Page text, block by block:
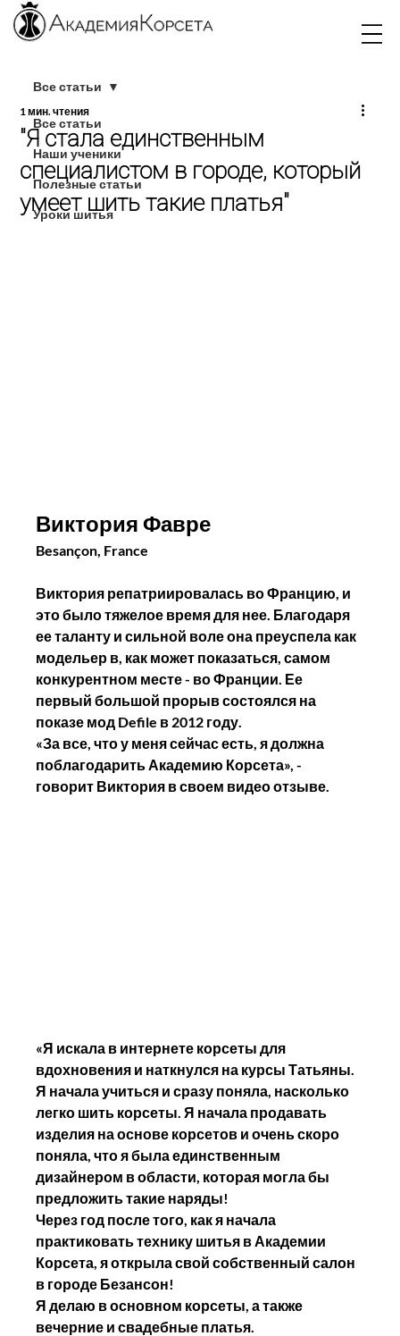
Все статьи
Наши ученики
Полезные статьи
Уроки шитья
Все статьи
"Я стала единственным
специалистом в городе, который
умеет шить такие платья"
1 мин. чтения
Виктория Фавре
Besançon, France
Виктория репатриировалась во Францию, и
это было тяжелое время для нее. Благодаря
ее таланту и сильной воле она преуспела как
модельер в, как может показаться, самом
конкурентном месте - во Франции. Ее
первый большой прорыв состоялся на
показе мод Defile в 2012 году.
«За все, что у меня сейчас есть, я должна
поблагодарить Академию Корсета», -
говорит Виктория в своем видео отзыве.
«Я искала в интернете корсеты для
вдохновения и наткнулся на курсы Татьяны.
Я начала учиться и сразу поняла, насколько
легко шить корсеты. Я начала продавать
изделия на основе корсетов и очень скоро
поняла, что я была единственным
дизайнером в области, которая могла бы
предложить такие наряды!
Через год после того, как я начала
практиковать технику шитья в Академии
Корсета, я открыла свой собственный салон
в городе Безансон!
Я делаю в основном корсеты, а также
вечерние и свадебные платья.